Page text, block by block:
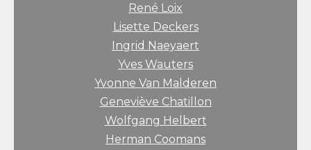
René Loix
Lisette Deckers
Ingrid Naeyaert
Yves Wauters
Yvonne Van Malderen
Geneviève Chatillon
Wolfgang Helbert
Herman Coomans